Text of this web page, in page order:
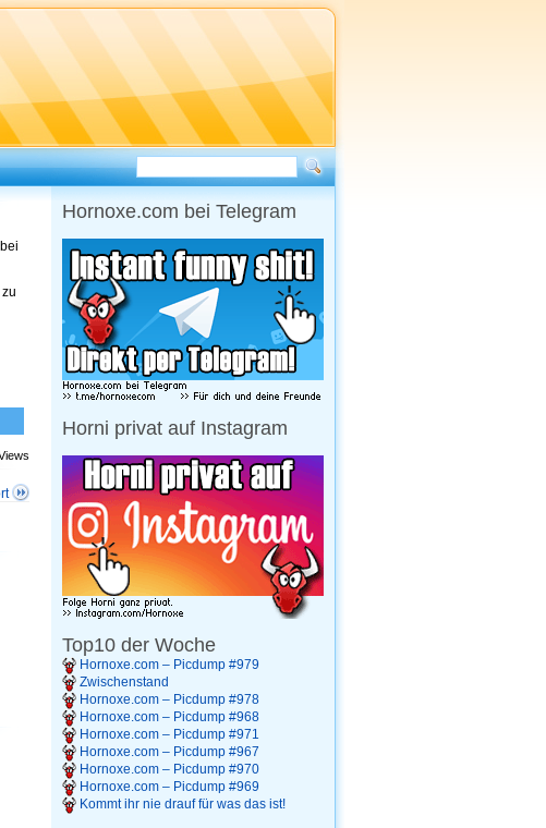
Hornoxe.com bei Telegram
Horni privat auf Instagram
Top10 der Woche
Hornoxe.com – Picdump #979
Zwischenstand
Hornoxe.com – Picdump #978
Hornoxe.com – Picdump #968
Hornoxe.com – Picdump #971
Hornoxe.com – Picdump #967
Hornoxe.com – Picdump #970
Hornoxe.com – Picdump #969
Kommt ihr nie drauf für was das ist!